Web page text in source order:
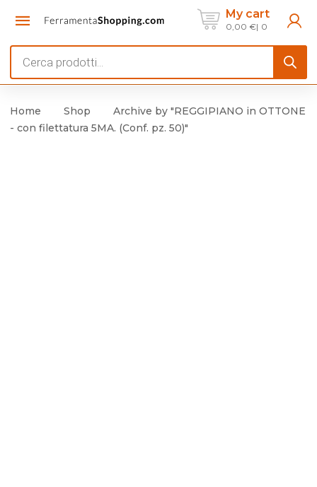
My cart
0,00 € 0
search
Home Shop
Archive by "REGGIPIANO in OTTONE
- con filettatura 5MA. (Conf. pz. 50)"